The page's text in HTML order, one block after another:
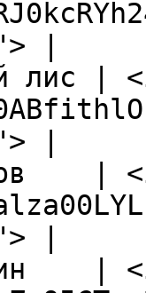
|
лис |
|
|
|
|